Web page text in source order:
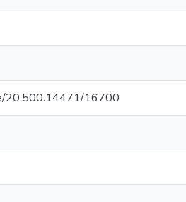
20.500.14471/16700